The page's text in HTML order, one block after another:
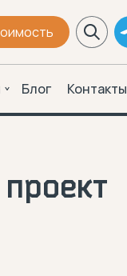
Блог Контакты